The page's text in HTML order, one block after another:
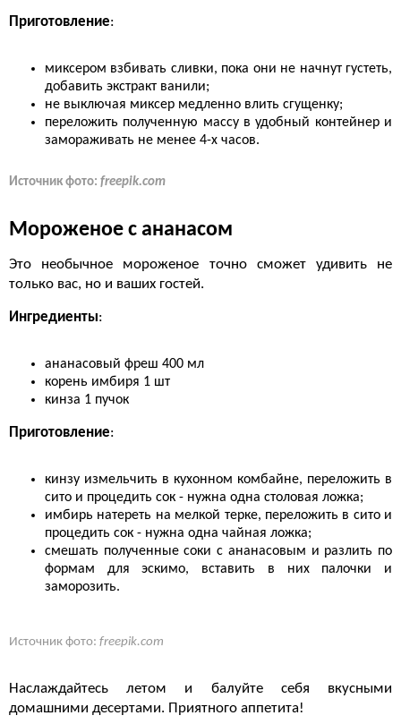
Приготовление:
миксером взбивать сливки, пока они не начнут густеть,
добавить экстракт ванили;
не выключая миксер медленно влить сгущенку;
переложить полученную массу в удобный контейнер и
замораживать не менее 4-х часов.
Источник фото: freepik.com
Мороженое с ананасом
Это необычное мороженое точно сможет удивить не
только вас, но и ваших гостей.
Ингредиенты:
ананасовый фреш 400 мл
корень имбиря 1 шт
кинза 1 пучок
Приготовление:
кинзу измельчить в кухонном комбайне, переложить в
сито и процедить сок - нужна одна столовая ложка;
имбирь натереть на мелкой терке, переложить в сито и
процедить сок - нужна одна чайная ложка;
смешать полученные соки с ананасовым и разлить по
формам для эскимо, вставить в них палочки и
заморозить.
Источник фото: freepik.com
Наслаждайтесь летом и балуйте себя вкусными
домашними десертами. Приятного аппетита!